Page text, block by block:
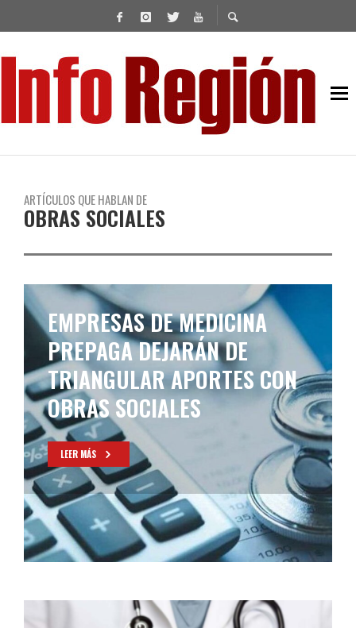
ARTÍCULOS QUE HABLAN DE
OBRAS SOCIALES
EMPRESAS DE MEDICINA
PREPAGA DEJARÁN DE
TRIANGULAR APORTES CON
OBRAS SOCIALES
LEER MÁS